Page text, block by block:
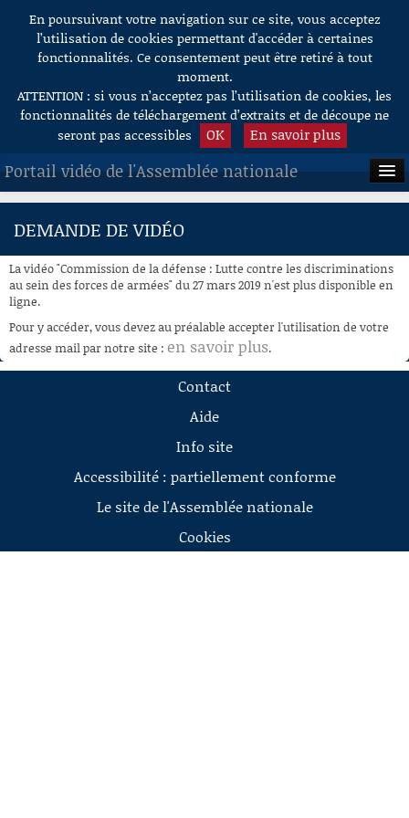
Aller au contenu
En poursuivant votre navigation sur ce site, vous acceptez
l’utilisation de cookies permettant d'accéder à certaines
fonctionnalités. Ce consentement peut être retiré à tout
moment.
ATTENTION : si vous n’acceptez pas l’utilisation de cookies, les
fonctionnalités de téléchargement d’extraits et de découpe ne
seront pas accessibles
OK En savoir plus
Portail vidéo de l'Assemblée nationale
ACCUEIL
À LA DEMANDE
RECHERCHE
AIDE À LA DÉCOUPE
DE VIDÉOS
DEMANDE DE VIDÉO
La vidéo "Commission de la défense : Lutte contre les discriminations
au sein des forces de armées" du 27 mars 2019 n'est plus disponible en
ligne.
Pour y accéder, vous devez au préalable accepter l'utilisation de votre
adresse mail par notre site : en savoir plus.
Contact
Aide
Info site
Accessibilité : partiellement conforme
Le site de l'Assemblée nationale
Cookies